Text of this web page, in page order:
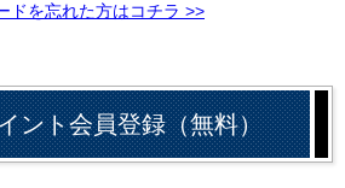
ドを忘れた方はコチラ >>
ント会員登録（無料）